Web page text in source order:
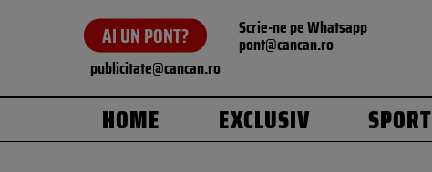
AI UN PONT? Scrie-ne pe Whatsapp
pont@cancan.ro
publicitate@cancan.ro
HOME EXCLUSIV SPORT